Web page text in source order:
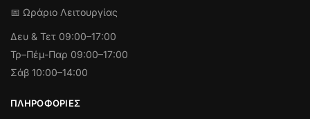
📅 Ωράριο Λειτουργίας
Δευ & Τετ 09:00–17:00
Τρ–Πέμ-Παρ 09:00–17:00
Σάβ 10:00–14:00
ΠΛΗΡΟΦΟΡΊΕΣ